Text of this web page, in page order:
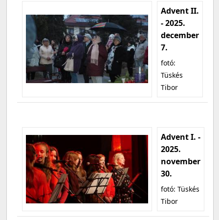
Advent II.
- 2025.
december
7.
fotó:
Tüskés
Tibor
Advent I. -
2025.
november
30.
fotó: Tüskés
Tibor